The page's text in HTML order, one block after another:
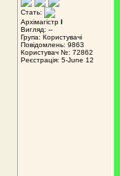
Стать:
Архімагістр I
Вигляд: --
Група: Користувачі
Повідомлень: 9863
Користувач №: 72862
Реєстрація: 5-June 12